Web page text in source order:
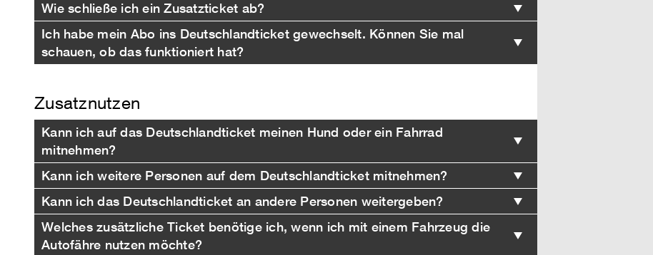
Wie schließe ich ein Zusatzticket ab?
Ich habe mein Abo ins Deutschlandticket gewechselt. Können Sie mal
schauen, ob das funktioniert hat?
Zusatznutzen
Kann ich auf das Deutschlandticket meinen Hund oder ein Fahrrad
mitnehmen?
Kann ich weitere Personen auf dem Deutschlandticket mitnehmen?
Kann ich das Deutschlandticket an andere Personen weitergeben?
Welches zusätzliche Ticket benötige ich, wenn ich mit einem Fahrzeug die
Autofähre nutzen möchte?